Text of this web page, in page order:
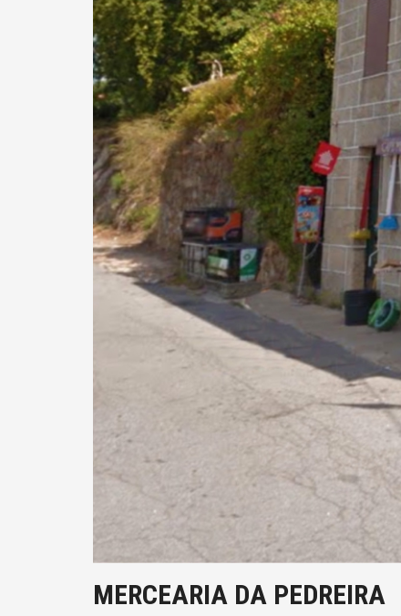
MERCEARIA DA PEDREIRA